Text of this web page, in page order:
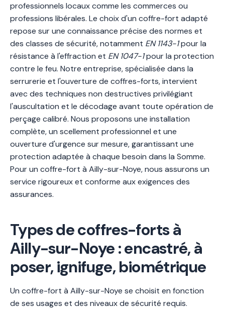
professionnels locaux comme les commerces ou
professions libérales. Le choix d'un coffre-fort adapté
repose sur une connaissance précise des normes et
des classes de sécurité, notamment EN 1143-1pour la
résistance à l'effraction et EN 1047-1pour la protection
contre le feu. Notre entreprise, spécialisée dans la
serrurerie et l'ouverture de coffres-forts, intervient
avec des techniques non destructives privilégiant
l'auscultation et le décodage avant toute opération de
perçage calibré. Nous proposons une installation
complète, un scellement professionnel et une
ouverture d'urgence sur mesure, garantissant une
protection adaptée à chaque besoin dans la Somme.
Pour un coffre-fort à Ailly-sur-Noye, nous assurons un
service rigoureux et conforme aux exigences des
assurances.
Types de coffres-forts à
Ailly-sur-Noye : encastré, à
poser, ignifuge, biométrique
Un coffre-fort à Ailly-sur-Noye se choisit en fonction
de ses usages et des niveaux de sécurité requis.